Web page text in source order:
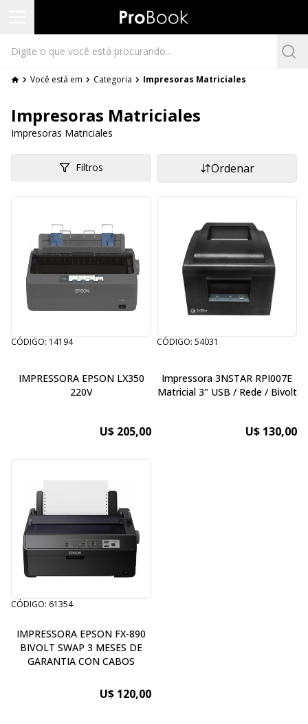
Você está em Categoria Impresoras Matriciales
Impresoras Matriciales
Impresoras Matriciales
Filtros Ordenar
CÓDIGO: 14194
IMPRESSORA EPSON LX350
220V
U$ 205,00
CÓDIGO: 54031
Impressora 3NSTAR RPI007E
Matricial 3" USB / Rede / Bivolt
U$ 130,00
CÓDIGO: 61354
IMPRESSORA EPSON FX-890
BIVOLT SWAP 3 MESES DE
GARANTIA CON CABOS
U$ 120,00